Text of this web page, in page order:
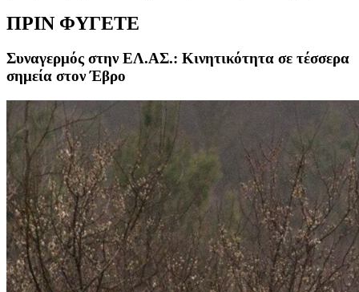
ΠΡΙΝ ΦΥΓΕΤΕ
Συναγερμός στην ΕΛ.ΑΣ.: Κινητικότητα σε τέσσερα
σημεία στον Έβρο